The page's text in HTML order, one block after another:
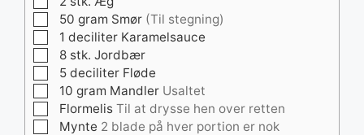
▢
50 gram Smør (Til stegning)
▢1 deciliter Karamelsauce
▢
8 stk. Jordbær
▢
5 deciliter Fløde
▢10 gram Mandler Usaltet
▢
Flormelis Til at drysse hen over retten
▢
Mynte 2 blade på hver portion er nok